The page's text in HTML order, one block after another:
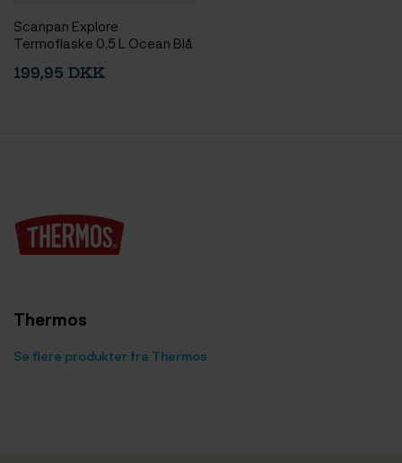
Scanpan Explore
Termoflaske 0,5 L Ocean Blå
199,95 DKK
Thermos
Se flere produkter fra Thermos